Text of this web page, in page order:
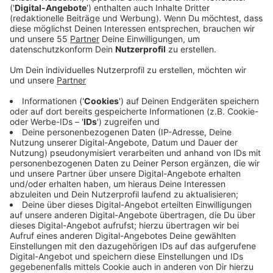
Anzeige
Die Hauptarbeiten am Bahnhof Hösel gehen los. Dabei
werden unter anderem die Bahnsteige erhöht, um
einen barrierefreien Einstieg in die Bahnen zu
ermöglichen und beide Bahnsteige bekommen neue
Aufzüge. Auch das Dach wird erneuert. Im Sommer
nächstes Jahr sollen die Arbeiten dann endgültig
fertig sein. Parallel arbeitet die Bahn auch an den
Gleisen. Die Strecke zwischen Düsseldorf Derendorf
und Essen Hauptbahnhof wird ab heute Nacht bis zum
25. Oktober gesperrt. Aus Düsseldorf kommend fährt
die S6 über Unterrath zum Flughafen. Zwischen Essen
und Düsseldorf Unterrath fahren Busse als Ersatz, so
die Bahn.